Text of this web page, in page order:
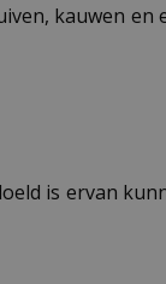
kauwen
is ervan